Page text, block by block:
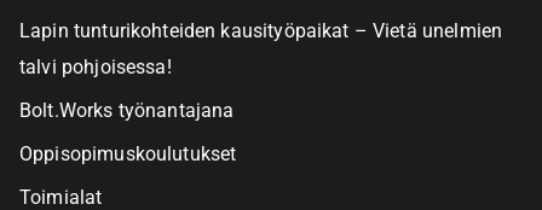
Lapin tunturikohteiden kausityöpaikat – Vietä unelmien
talvi pohjoisessa!
Bolt.Works työnantajana
Oppisopimuskoulutukset
Toimialat